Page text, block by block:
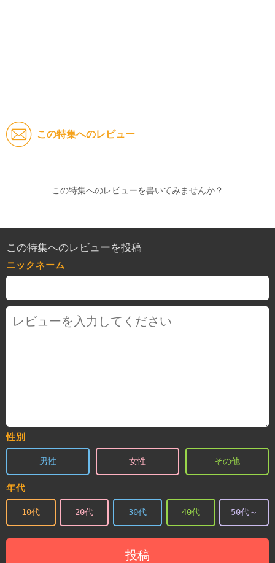
この特集へのレビュー
この特集へのレビューを書いてみませんか？
この特集へのレビューを投稿
ニックネーム
性別
男性 女性 その他
年代
10代 20代 30代 40代 50代～
投稿